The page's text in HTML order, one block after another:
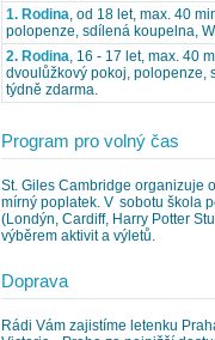
1. Rodina, od 18 let, max. 40
polopenze, sdílená koupelna,
2. Rodina, 16 - 17 let, max. 40
dvoulůžkový pokoj, polopenze,
týdně zdarma.
Program pro volný čas
St. Giles Cambridge organizuje
mírný poplatek. V sobotu škola
(Londýn, Cardiff, Harry Potter
výběrem aktivit a výletů.
Doprava
Rádi Vám zajistíme letenku